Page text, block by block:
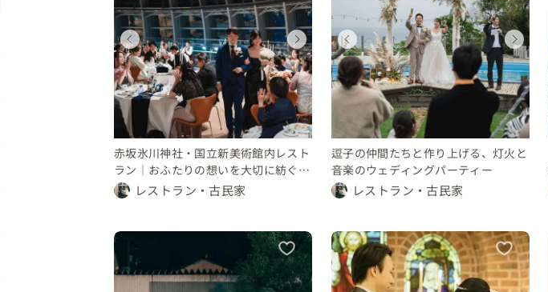
ウェディング
東京都
250 〜 300 万円
ウェディング
東京都
250 〜 300 万円
赤坂氷川神社・国立新美術館内レスト
ラン｜おふたりの想いを大切に紡ぐ結
婚式 レストラン・古民家
ウェディング
神奈川県
100 〜 150 万円
ウェディング
神奈川県
100 〜 150 万円
逗子の仲間たちと作り上げる、灯火と
音楽のウェディングパーティー
レストラン・古民家
ウェディング
沖縄県
100 〜 150 万円
ウェディング
沖縄県
100 〜 150 万円
ウェディング
兵庫県
200 〜 250 万円